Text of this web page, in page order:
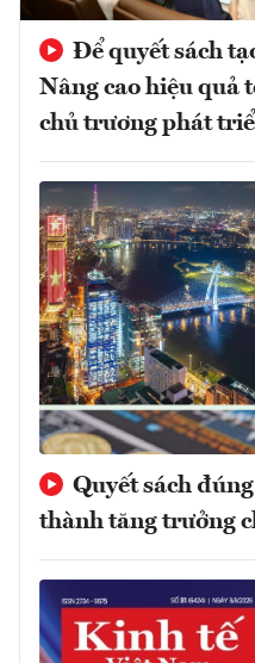
Để quyết sách
Nâng cao hiệu quả
chủ trương phát
Quyết sách
thành tăng trưởng